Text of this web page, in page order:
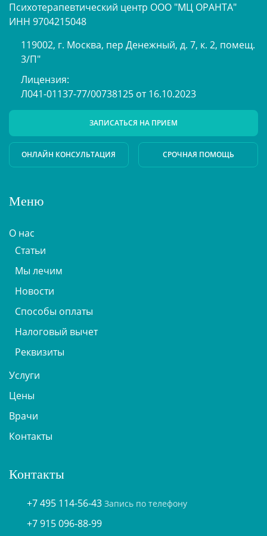
Психотерапевтический центр ООО "МЦ ОРАНТА"
ИНН 9704215048
119002, г. Москва, пер Денежный, д. 7, к. 2, помещ.
3/П"
Лицензия:
Л041-01137-77/00738125 от 16.10.2023
ЗАПИСАТЬСЯ НА ПРИЕМ
ОНЛАЙН КОНСУЛЬТАЦИЯ СРОЧНАЯ ПОМОЩЬ
Меню
О нас
Статьи
Мы лечим
Новости
Способы оплаты
Налоговый вычет
Реквизиты
Услуги
Цены
Врачи
Контакты
Контакты
+7 495 114-56-43 Запись по телефону
+7 915 096-88-99